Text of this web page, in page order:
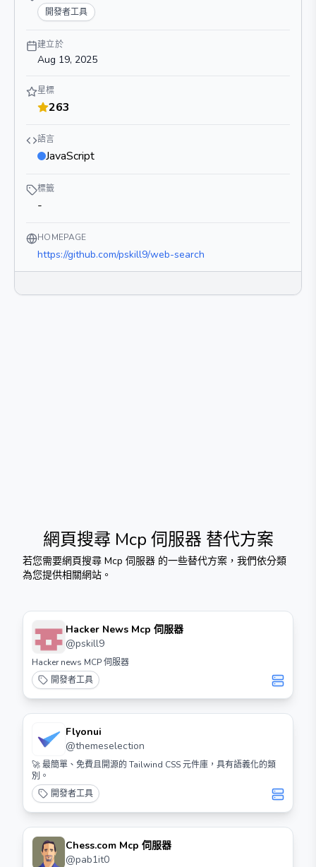
開發者工具
建立於
Aug 19, 2025
星標
263
語言
JavaScript
標籤
-
HOMEPAGE
https://github.com/pskill9/web-search
網頁搜尋 Mcp 伺服器 替代方案
若您需要網頁搜尋 Mcp 伺服器 的一些替代方案，我們依分類
為您提供相關網站。
Hacker News Mcp 伺服器
@pskill9
Hacker news MCP 伺服器
開發者工具
Flyonui
@themeselection
🚀 最簡單、免費且開源的 Tailwind CSS 元件庫，具有語義化的類
別。
開發者工具
Chess.com Mcp 伺服器
@pab1it0